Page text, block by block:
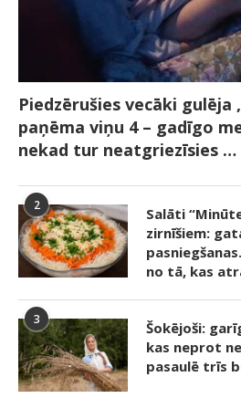
Piedzērušies vecāki gulēja
paņēma viņu 4 – gadīgo
nekad tur neatgriezīsies …
2
Salāti
zirnīšiem:
no tā, kas
3
Šokējoši:
kas neprot
pasaulē trīs